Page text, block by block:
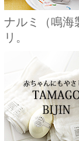
ナルミ（鳴海
リ。